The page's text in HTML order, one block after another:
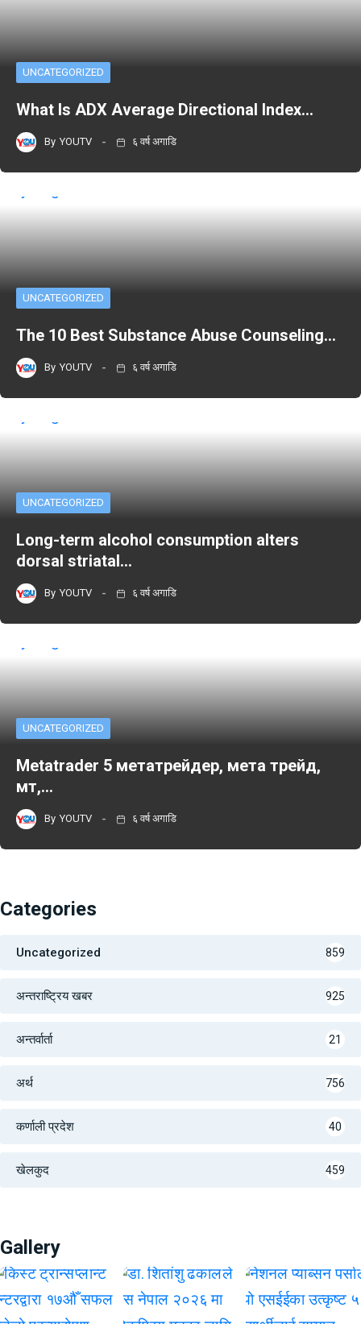
UNCATEGORIZED
What Is ADX Average Directional Index…
By YOUTV ६ वर्ष अगाडि
UNCATEGORIZED
The 10 Best Substance Abuse Counseling…
By YOUTV ६ वर्ष अगाडि
UNCATEGORIZED
Long-term alcohol consumption alters
dorsal striatal…
By YOUTV ६ वर्ष अगाडि
UNCATEGORIZED
Metatrader 5 метатрейдер, мета трейд,
мт,…
By YOUTV ६ वर्ष अगाडि
Categories
Uncategorized 859
अन्तराष्ट्रिय खबर 925
अन्तर्वार्ता 21
अर्थ 756
कर्णाली प्रदेश 40
खेलकुद 459
Gallery